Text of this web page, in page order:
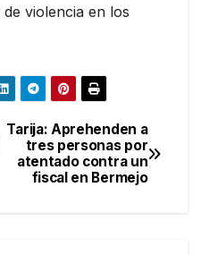
violencia en los
Tarija: Aprehenden a
tres personas por
atentado contra un
fiscal en Bermejo